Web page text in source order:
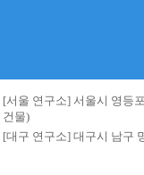
[서울 연구소] 서울시 영등
건물)
[대구 연구소] 대구시 남구